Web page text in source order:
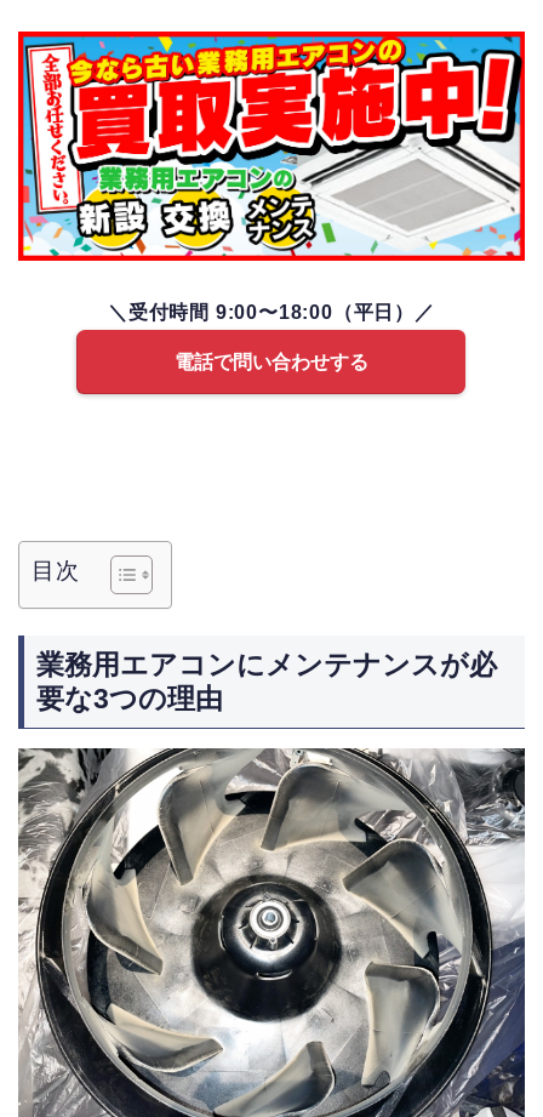
＼受付時間 9:00〜18:00（平日）／
電話で問い合わせする
目次
業務用エアコンにメンテナンスが必
要な3つの理由